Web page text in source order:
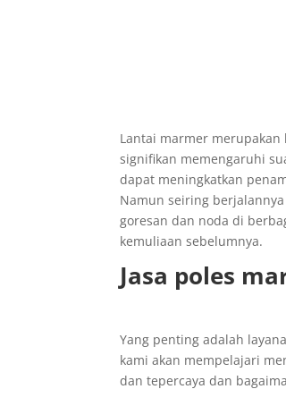
Lantai marmer
signifikan memengaruhi
dapat meningkatkan
Namun seiring
goresan dan noda di
kemuliaan sebelumnya.
Jasa poles
Yang penting adalah
kami akan mempelajari
dan tepercaya dan